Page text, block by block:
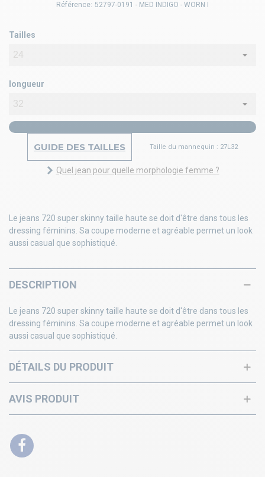
Le jeans 720 super skinny taille haute se doit d'être dans tous les
dressing féminins. Sa coupe moderne et agréable permet un look
aussi casual que sophistiqué.
Tailles
longueur
GUIDE DES TAILLES Taille du mannequin : 27L32
Quel jean pour quelle morphologie femme ?
Référence: 52797-0191 - MED INDIGO - WORN I
DESCRIPTION
Le jeans 720 super skinny taille haute se doit d'être dans tous les
dressing féminins. Sa coupe moderne et agréable permet un look
aussi casual que sophistiqué.
DÉTAILS DU PRODUIT
AVIS PRODUIT